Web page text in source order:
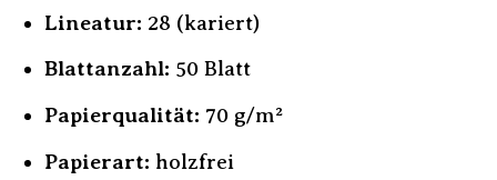
Lineatur: 28 (kariert)
Blattanzahl: 50 Blatt
Papierqualität: 70 g/m²
Papierart: holzfrei